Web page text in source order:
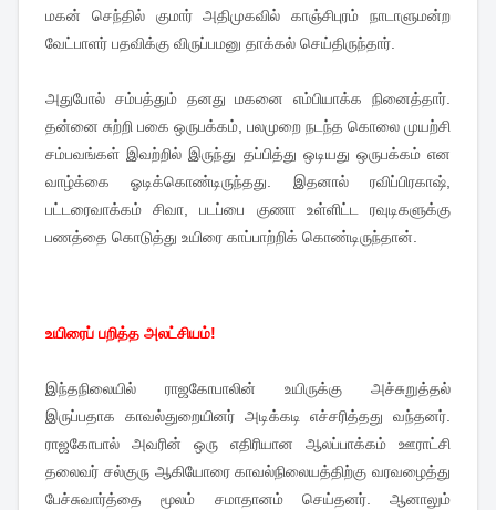
மகன் செந்தில் குமார் அதிமுகவில் காஞ்சிபுரம் நாடாளுமன்ற
வேட்பாளர் பதவிக்கு விருப்பமனு தாக்கல் செய்திருந்தார்.
அதுபோல் சம்பத்தும் தனது மகனை எம்பியாக்க நினைத்தார்.
தன்னை சுற்றி பகை ஒருபக்கம், பலமுறை நடந்த கொலை முயற்சி
சம்பவங்கள் இவற்றில் இருந்து தப்பித்து ஒடியது ஒருபக்கம் என
வாழ்க்கை ஓடிக்கொண்டிருந்தது. இதனால் ரவிப்பிரகாஷ்,
பட்டரைவாக்கம் சிவா, படப்பை குணா உள்ளிட்ட ரவுடிகளுக்கு
பணத்தை கொடுத்து உயிரை காப்பாற்றிக் கொண்டிருந்தான்.
உயிரைப் பறித்த அலட்சியம்!
இந்தநிலையில் ராஜகோபாலின் உயிருக்கு அச்சுறுத்தல்
இருப்பதாக காவல்துறையினர் அடிக்கடி எச்சரித்தது வந்தனர்.
ராஜகோபால் அவரின் ஒரு எதிரியான ஆலப்பாக்கம் ஊராட்சி
தலைவர் சல்குரு ஆகியோரை காவல்நிலையத்திற்கு வரவழைத்து
பேச்சுவார்த்தை மூலம் சமாதானம் செய்தனர். ஆனாலும்